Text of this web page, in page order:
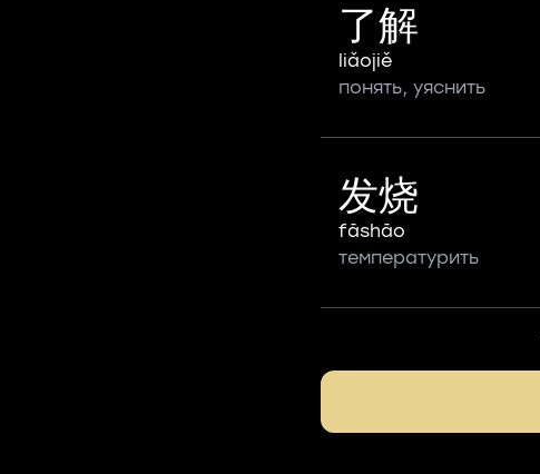
了解
liǎojiě
понять, уяснить
发烧
fāshāo
температурить